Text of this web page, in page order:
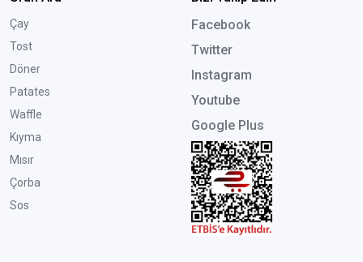
Çay
Tost
Döner
Patates
Waffle
Kıyma
Mısır
Çorba
Sos
Facebook
Twitter
Instagram
Youtube
Google Plus